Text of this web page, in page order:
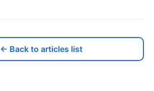
← Back to articles list